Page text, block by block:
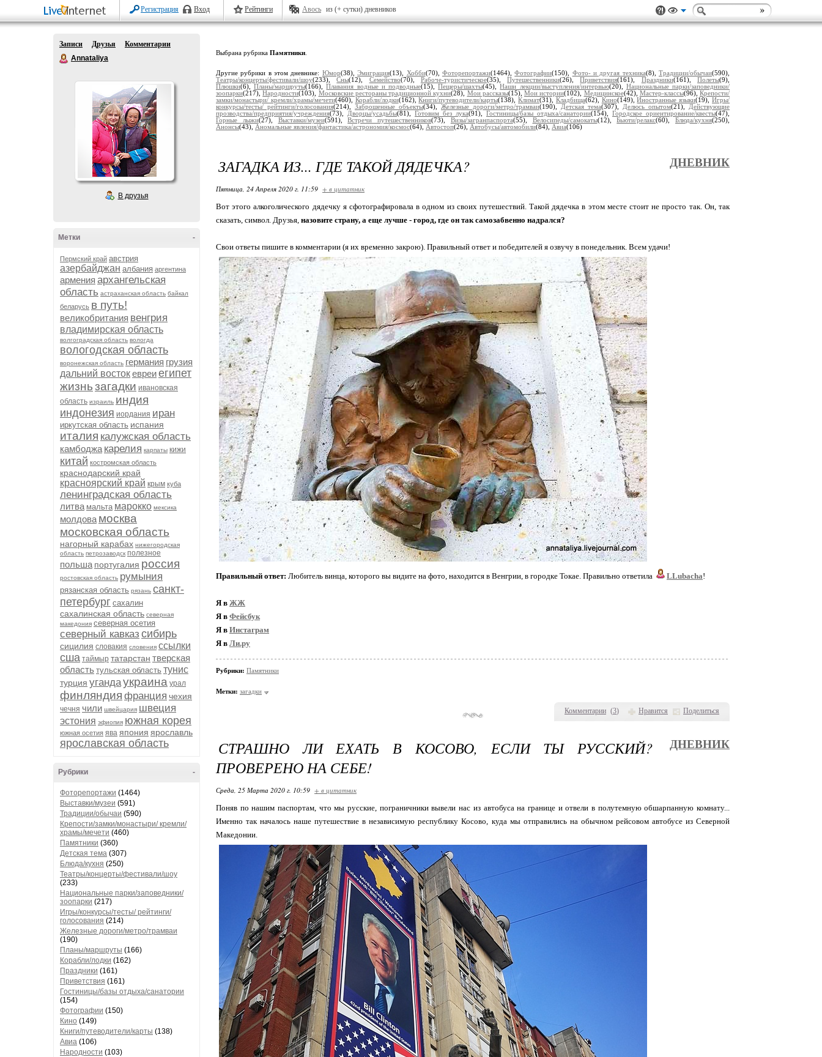
Регистрация Вход Рейтинги Авось из (+ сутки) дневников
Записи Друзья
Комментарии
Annataliya
В друзья
-
Метки
Пермский край австрия
азербайджан албания аргентина
армения архангельская
область астраханская область байкал
беларусь в путь!
великобритания венгрия
владимирская область
волгоградская область вологда
вологодская область
воронежская область германия грузия
дальний востокевреиегипет
жизньзагадки ивановская
область израиль индия
индонезия иордания иран
иркутская область испания
италия калужская область
камбоджа карелия карпаты кижи
китай костромская область
краснодарский край
красноярский край крым куба
ленинградская область
литва мальта марокко мексика
молдова москва
московская область
нагорный карабах нижегородская
область петрозаводск полезное
польша португалия россия
ростовская область румыния
рязанская область рязань санкт-
петербург сахалин
сахалинская область северная
македония северная осетия
северный кавказ сибирь
сицилия словакия словения ссылки
сша таймыр татарстан тверская
область тульская область тунис
турция угандаукраина урал
финляндия франция чехия
чечня чили швейцария швеция
эстония эфиопия южная корея
южная осетия ява япония ярославль
ярославская область
-
Рубрики
Фоторепортажи (1464)
Выставки/музеи (591)
Традиции/обычаи (590)
Крепости/замки/монастыри/ кремли/
храмы/мечети (460)
Памятники (360)
Детская тема (307)
Блюда/кухня (250)
Театры/концерты/фестивали/шоу
(233)
Национальные парки/заповедники/
зоопарки (217)
Игры/конкурсы/тесты/ рейтинги/
голосования (214)
Железные дороги/метро/трамваи
(190)
Планы/маршруты (166)
Корабли/лодки (162)
Праздники (161)
Приветствия (161)
Гостиницы/базы отдыха/санатории
(154)
Фотографии (150)
Кино (149)
Книги/путеводители/карты (138)
Авиа (106)
Народности (103)
Выбрана рубрика Памятники
Другие рубрики в этом дневнике: Юмор(38),Эмиграция(13), Хобби(70), Фоторепортажи(1464),Фотографии(150), Фото- и другая техника(8),Традиции/обычаи(590),
Театры/концерты/фестивали/шоу(233),Сны(12), Семейство(70), Рабоче-туристическое(35),Путешественники(26),Приветствия(161), Праздники(161),Полеты(9),
Плюшки(6),Планы/маршруты(166),Плавания водные и подводные(15),Пещеры/шахты(45),Наши лекции/выступления/интервью(20), Национальные парки/заповедники/
зоопарки(217),Народности(103), Московские рестораны традиционной кухни(28), Мои рассказы(15), Мои истории(102), Медицинское(42), Мастер-классы(96), Крепости/
замки/монастыри/ кремли/храмы/мечети(460), Корабли/лодки(162),Книги/путеводители/карты(138),Климат(31), Кладбища(62), Кино(149),Иностранные языки(19),Игры/
конкурсы/тесты/ рейтинги/голосования(214), Заброшенные объекты(34), Железные дороги/метро/трамваи(190), Детская тема(307), Делюсь опытом(21), Действующие
прозводства/предприятия/учреждения(73), Дворцы/усадьбы(81), Готовим без лука(91), Гостиницы/базы отдыха/санатории(154), Городское ориентирование/квесты(47),
Горные лыжи(27), Выставки/музеи(591),Встречи путешественников(73), Визы/загранпаспорта(55), Велосипеды/самокаты(12),Бьюти/релакс(60), Блюда/кухня(250),
Анонсы(43), Аномальные явления/фантастика/астрономия/космос(64), Автостоп(26), Автобусы/автомобили(84), Авиа(106)
Комментарии (3) Нравится Поделиться
ЗАГАДКА ИЗ... ГДЕ ТАКОЙ ДЯДЕЧКА? ДНЕВНИК
Пятница, 24 Апреля 2020 г. 11:59 + в цитатник
Вот этого алкоголического дядечку я сфотографировала в одном из своих путешествий. Такой дядечка в этом месте стоит не просто так. Он, так
сказать, символ. Друзья, назовите страну, а еще лучше - город, где он так самозабвенно надрался?
Свои ответы пишите в комментарии (я их временно закрою). Правильный ответ и победителей я озвучу в понедельник. Всем удачи!
Правильный ответ: Любитель винца, которого вы видите на фото, находится в Венгрии, в городке Токае. Правильно ответила LLubacha!
Я в ЖЖ
Я в Фейсбук
Я в Инстаграм
Я в Ли.ру
Рубрики: Памятники
Метки: загадки
СТРАШНО ЛИ ЕХАТЬ В КОСОВО, ЕСЛИ ТЫ РУССКИЙ?
ПРОВЕРЕНО НА СЕБЕ!
ДНЕВНИК
Среда, 25 Марта 2020 г. 10:59 + в цитатник
Поняв по нашим паспортам, что мы русские, пограничники вывели нас из автобуса на границе и отвели в полутемную обшарпанную комнату...
Именно так началось наше путешествие в независимую республику Косово, куда мы отправились на обычном рейсовом автобусе из Северной
Македонии.